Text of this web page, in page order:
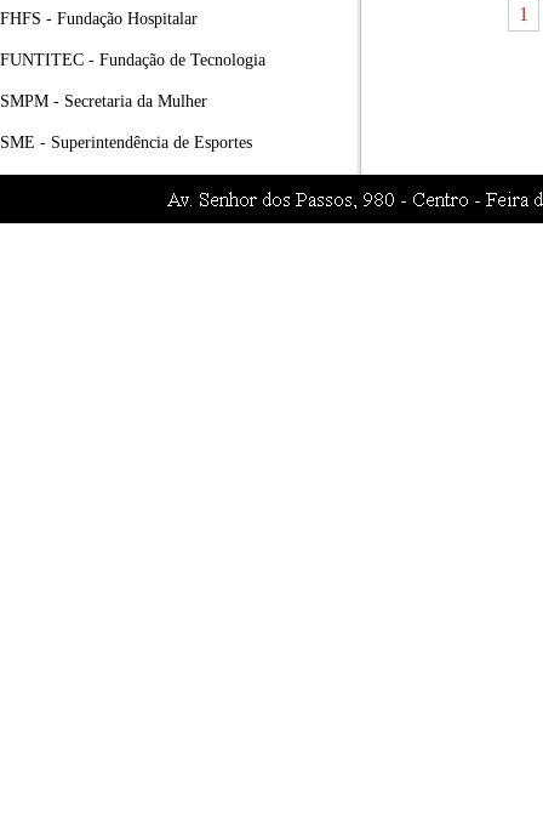
FHFS - Fundação Hospitalar
FUNTITEC - Fundação de Tecnologia
SMPM - Secretaria da Mulher
SME - Superintendência de Esportes
1